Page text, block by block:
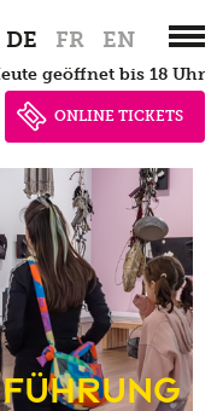
DE FR EN
heute geöffnet bis 18 Uhr
ONLINE TICKETS
Führung